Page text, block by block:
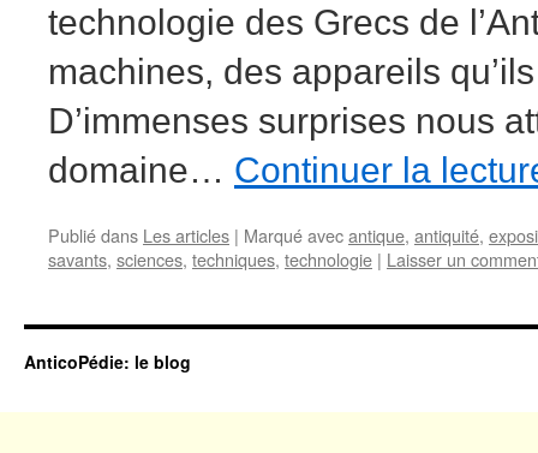
technologie des Grecs de
machines, des appareils
D’immenses surprises nous
domaine… Continuer la
Publié dans Les articles | Marqué avecantique, antiquité,
savants, sciences, techniques, technologie | Laisser un
AnticoPédie: le blog